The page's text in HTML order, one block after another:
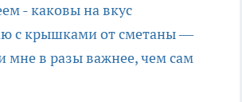
- каковы на вкус
с крышками от сметаны —
мне в разы важнее, чем сам